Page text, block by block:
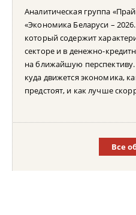
Аналитическая группа
«Экономика Беларуси –
который содержит
секторе и в денежно-
на ближайшую
куда движется экономика,
предстоят, и как лучше
Все